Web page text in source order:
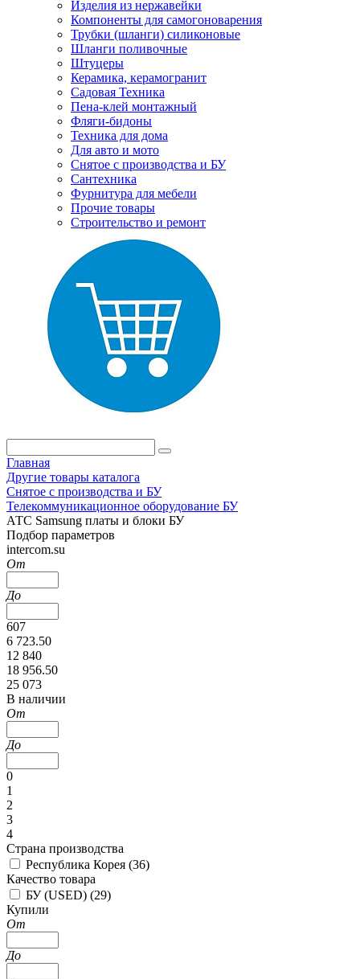
Изделия из нержавейки
Компоненты для самогоноварения
Трубки (шланги) силиконовые
Шланги поливочные
Штуцеры
Керамика, керамогранит
Садовая Техника
Пена-клей монтажный
Фляги-бидоны
Техника для дома
Для авто и мото
Снятое с производства и БУ
Сантехника
Фурнитура для мебели
Прочие товары
Строительство и ремонт
Главная
Другие товары каталога
Снятое с производства и БУ
Телекоммуникационное оборудование БУ
АТС Samsung платы и блоки БУ
Подбор параметров
intercom.su
От
До
607
6 723.50
12 840
18 956.50
25 073
В наличии
От
До
0
1
2
3
4
Страна производства
Республика Корея (36)
Качество товара
БУ (USED) (29)
Купили
От
До